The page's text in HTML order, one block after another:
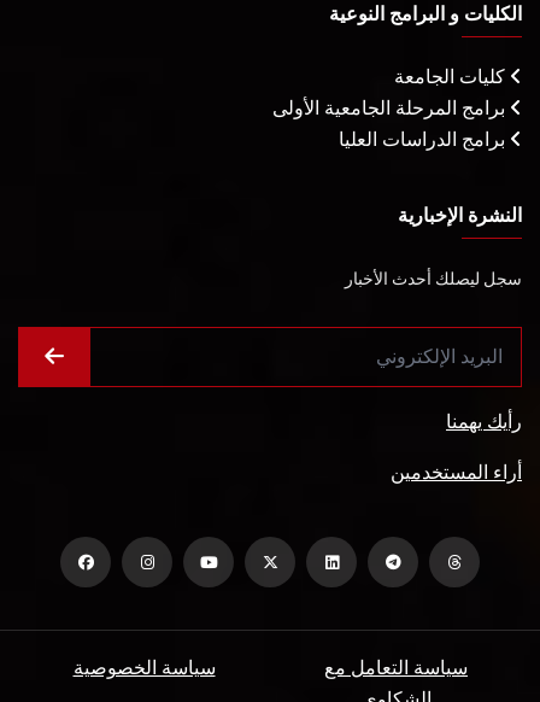
الكليات و البرامج النوعية
كليات الجامعة
برامج المرحلة الجامعية الأولى
برامج الدراسات العليا
النشرة الإخبارية
سجل ليصلك أحدث الأخبار
رأيك يهمنا
أراء المستخدمين
سياسة الخصوصية
سياسة التعامل مع